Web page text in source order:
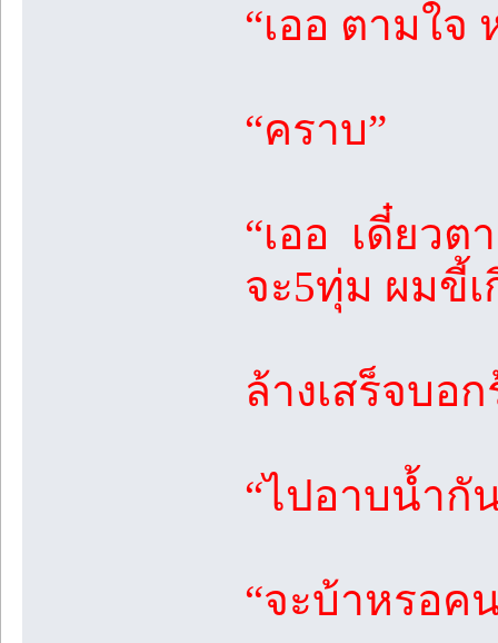
“เออ ตามใจ
“คราบ”
“เออ เดี๋ยว
จะ5ทุ่ม ผมขี้
ล้างเสร็จบอ
“ไปอาบน้ำกั
“จะบ้าหรอค